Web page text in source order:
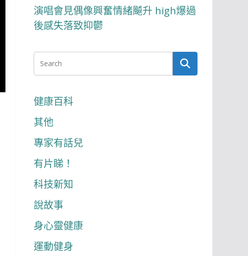
演唱會見偶像興奮情緒飇升 high爆過
後感失落致抑鬱
健康百科
其他
專家有話兒
有片睇！
科技新知
說故事
身心靈健康
運動健身